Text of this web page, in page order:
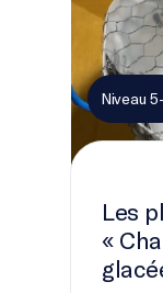
Niveau
Les
«